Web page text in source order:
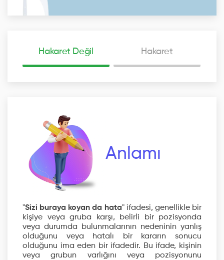
Hakaret Değil Hakaret
Anlamı
"Sizi buraya koyan da hata" ifadesi, genellikle bir
kişiye veya gruba karşı, belirli bir pozisyonda
veya durumda bulunmalarının nedeninin yanlış
olduğunu veya hatalı bir kararın sonucu
olduğunu ima eden bir ifadedir. Bu ifade, kişinin
veya grubun varlığını veya pozisyonunu